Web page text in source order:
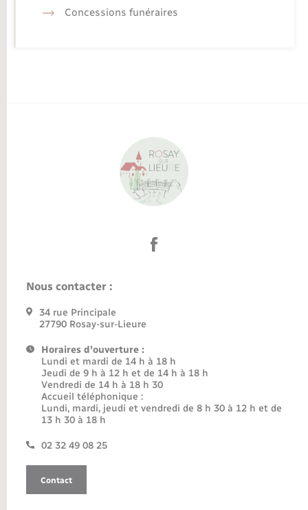
Concessions funéraires
Nous contacter :
34 rue Principale
27790 Rosay-sur-Lieure
Horaires d'ouverture :
Lundi et mardi de 14 h à 18 h
Jeudi de 9 h à 12 h et de 14 h à 18 h
Vendredi de 14 h à 18 h 30
Accueil téléphonique :
Lundi, mardi, jeudi et vendredi de 8 h 30 à 12 h et de
13 h 30 à 18 h
02 32 49 08 25
Contact